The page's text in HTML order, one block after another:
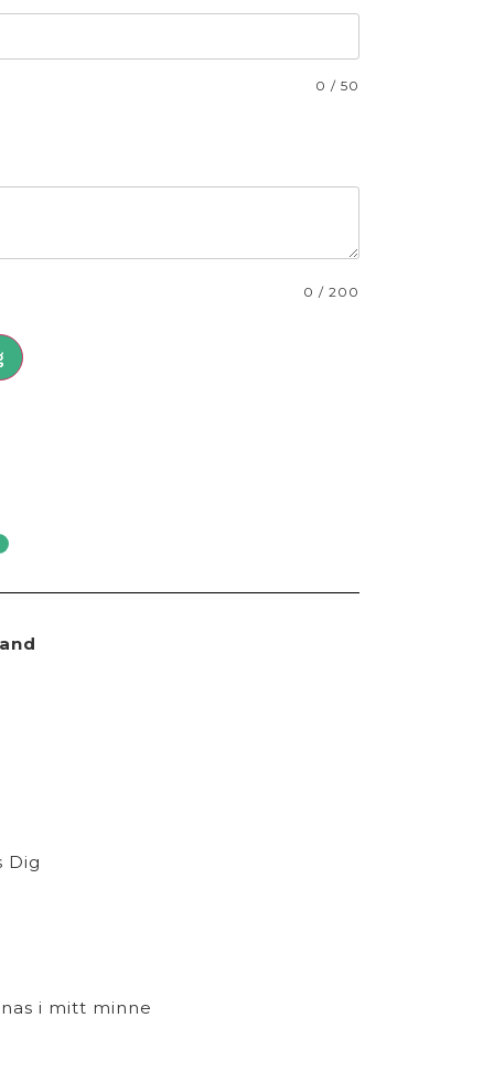
0 / 50
0 / 200
Dig
i mitt minne